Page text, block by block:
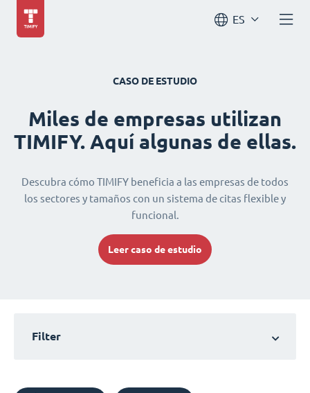
ES
CASO DE ESTUDIO
Miles de empresas utilizan
TIMIFY. Aquí algunas de ellas.
Descubra cómo TIMIFY beneficia a las empresas de todos
los sectores y tamaños con un sistema de citas flexible y
funcional.
Leer caso de estudio
Filter